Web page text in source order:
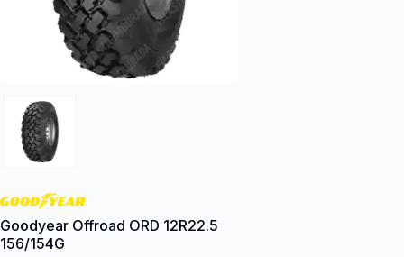
Goodyear Offroad ORD 12R22.5
156/154G